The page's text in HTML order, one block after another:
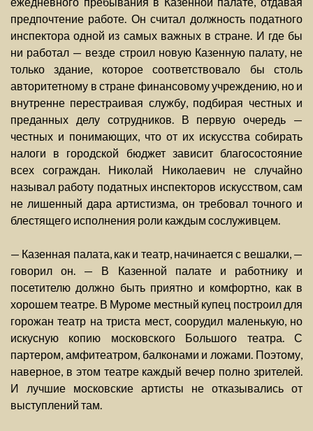
предпочтение работе. Он считал должность податного
инспектора одной из самых важных в стране. И где бы
ни работал — везде строил новую Казенную палату, не
только здание, которое соответствовало бы столь
авторитетному в стране финансовому учреждению, но и
внутренне перестраивая службу, подбирая честных и
преданных делу сотрудников. В первую очередь —
честных и понимающих, что от их искусства собирать
налоги в городской бюджет зависит благосостояние
всех сограждан. Николай Николаевич не случайно
называл работу податных инспекторов искусством, сам
не лишенный дара артистизма, он требовал точного и
блестящего исполнения роли каждым сослуживцем.
— Казенная палата, как и театр, начинается с вешалки, —
говорил он. — В Казенной палате и работнику и
посетителю должно быть приятно и комфортно, как в
хорошем театре. В Муроме местный купец построил для
горожан театр на триста мест, соорудил маленькую, но
искусную копию московского Большого театра. С
партером, амфитеатром, балконами и ложами. Поэтому,
наверное, в этом театре каждый вечер полно зрителей.
И лучшие московские артисты не отказывались от
выступлений там.